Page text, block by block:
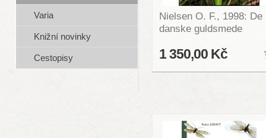
Nielsen O. F., 1998: De
danske guldsmede
1 350,00 Kč
Varia
Knižní novinky
Cestopisy